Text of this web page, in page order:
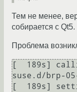
Тем не менее,
собирается с Qt5.
Проблема
[  189s]
suse.d/brp-
[  189s]